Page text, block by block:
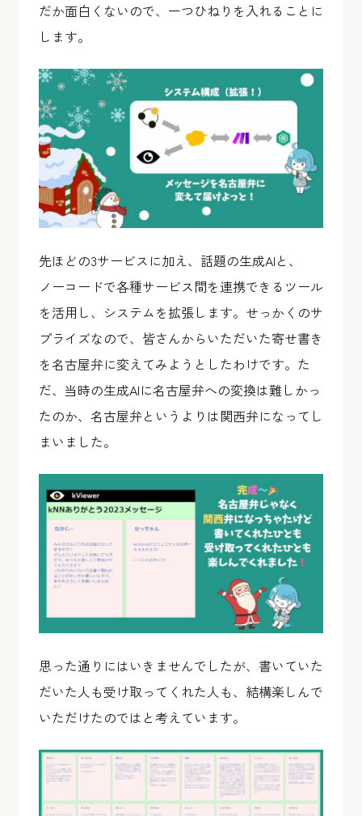
だか面白くないので、一つひねりを入れることに
します。
先ほどの3サービスに加え、話題の生成AIと、
ノーコードで各種サービス間を連携できるツール
を活用し、システムを拡張します。せっかくのサ
プライズなので、皆さんからいただいた寄せ書き
を名古屋弁に変えてみようとしたわけです。た
だ、当時の生成AIに名古屋弁への変換は難しかっ
たのか、名古屋弁というよりは関西弁になってし
まいました。
思った通りにはいきませんでしたが、書いていた
だいた人も受け取ってくれた人も、結構楽しんで
いただけたのではと考えています。